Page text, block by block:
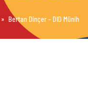
» Bertan Dinçer – DID Münih